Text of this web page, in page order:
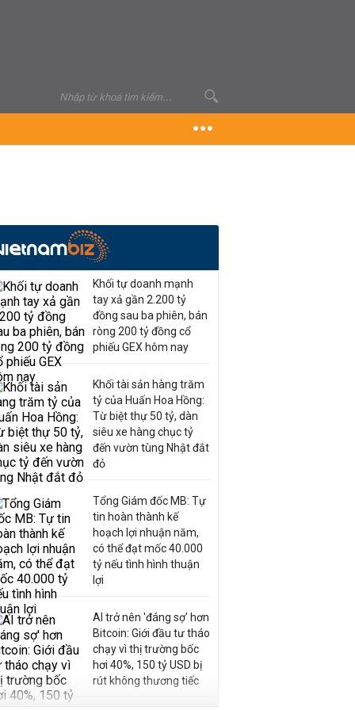
Khối tự doanh mạnh
tay xả gần 2.200 tỷ
đồng sau ba phiên, bán
ròng 200 tỷ đồng cổ
phiếu GEX hôm nay
Khối tài sản hàng trăm
tỷ của Huấn Hoa Hồng:
Từ biệt thự 50 tỷ, dàn
siêu xe hàng chục tỷ
đến vườn tùng Nhật đắt
đỏ
Tổng Giám đốc MB: Tự
tin hoàn thành kế
hoạch lợi nhuận năm,
có thể đạt mốc 40.000
tỷ nếu tình hình thuận
lợi
AI trở nên 'đáng sợ' hơn
Bitcoin: Giới đầu tư tháo
chạy vì thị trường bốc
hơi 40%, 150 tỷ USD bị
rút không thương tiếc